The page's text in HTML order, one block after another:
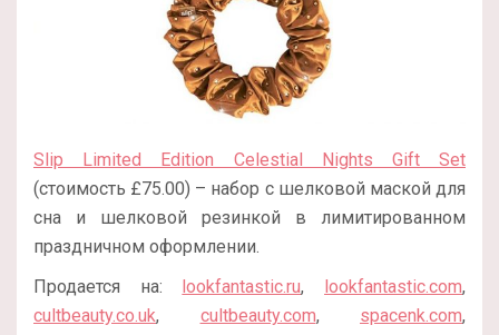
Slip Limited Edition Celestial Nights Gift Set
(стоимость £75.00) – набор с шелковой маской для
сна и шелковой резинкой в лимитированном
праздничном оформлении.
Продается на:
lookfantastic.ru, lookfantastic.com,
cultbeauty.co.uk, cultbeauty.com, spacenk.com,